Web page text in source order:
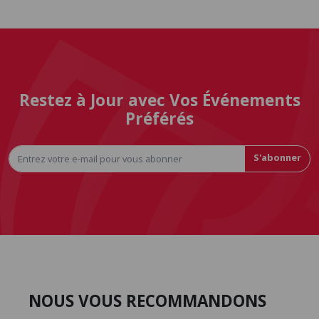
Restez à Jour avec Vos Événements
Préférés
S'abonner
NOUS VOUS RECOMMANDONS